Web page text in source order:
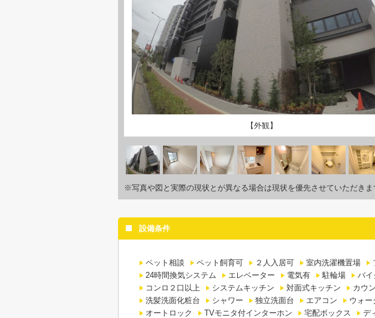
【外観】
※写真や図と実際の現状とが異なる場合は現状を優先させていただきま
設備条件
ペット相談 ペット飼育可 ２人入居可 室内洗濯機置場
24時間換気システム
エレベーター 電気有 駐輪場 バイ
コンロ２口以上
システムキッチン 対面式キッチン カウ
洗髪洗面化粧台
シャワー 独立洗面台 エアコン ウォー
オートロック
TVモニタ付インターホン 宅配ボックス デ